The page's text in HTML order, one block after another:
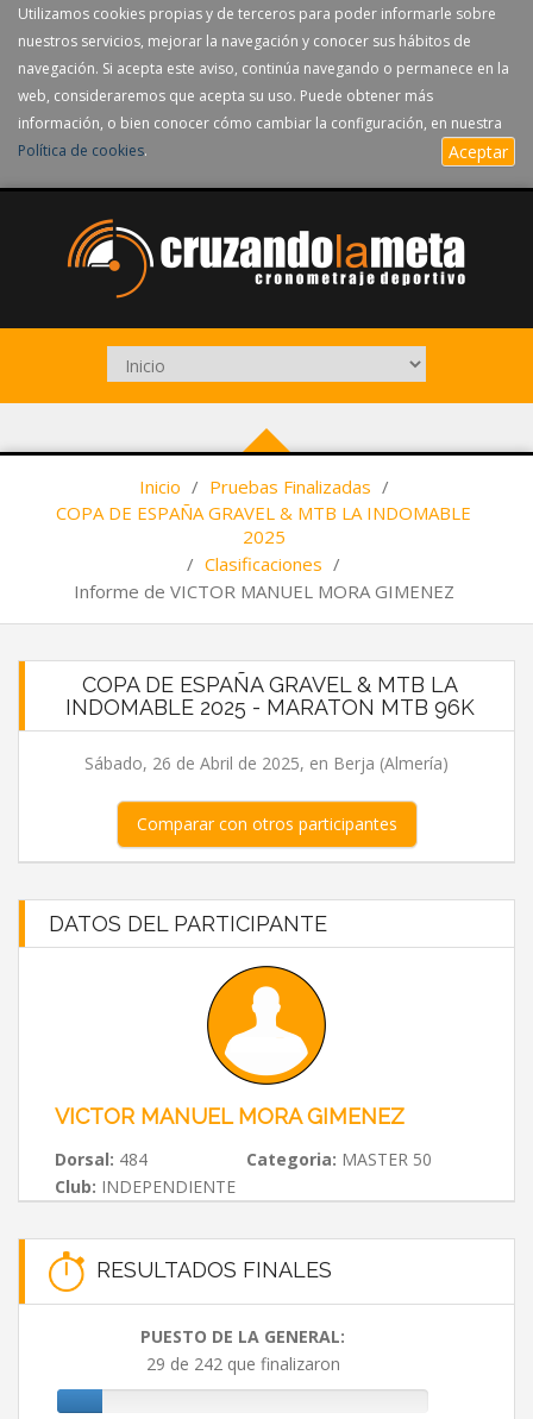
Utilizamos cookies propias y de terceros para poder informarle sobre
nuestros servicios, mejorar la navegación y conocer sus hábitos de
navegación. Si acepta este aviso, continúa navegando o permanece en la
web, consideraremos que acepta su uso. Puede obtener más
información, o bien conocer cómo cambiar la configuración, en nuestra
Política de cookies. Aceptar
Inicio / Pruebas Finalizadas /
COPA DE ESPAÑA GRAVEL & MTB LA INDOMABLE
2025
/ Clasificaciones /
Informe de VICTOR MANUEL MORA GIMENEZ
COPA DE ESPAÑA GRAVEL & MTB LA
INDOMABLE 2025 - MARATON MTB 96K
Sábado, 26 de Abril de 2025, en Berja (Almería)
Comparar con otros participantes
DATOS DEL PARTICIPANTE
VICTOR MANUEL MORA GIMENEZ
Dorsal: 484 Categoria: MASTER 50
Club: INDEPENDIENTE
RESULTADOS FINALES
PUESTO DE LA GENERAL:
29 de 242 que finalizaron